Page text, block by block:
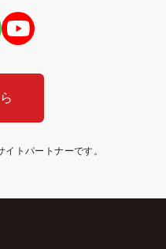
トパートナーです。